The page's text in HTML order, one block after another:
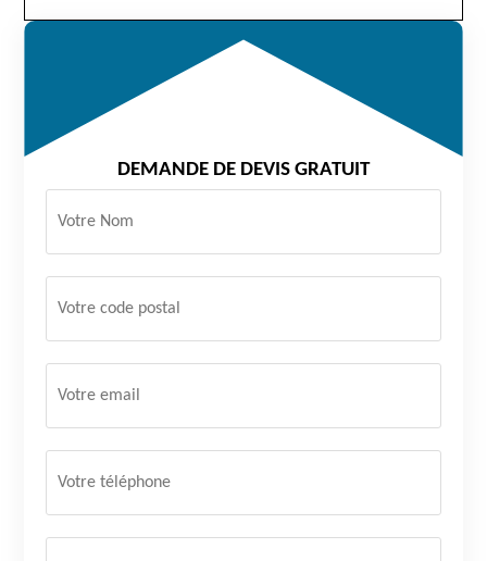
DEMANDE DE DEVIS GRATUIT